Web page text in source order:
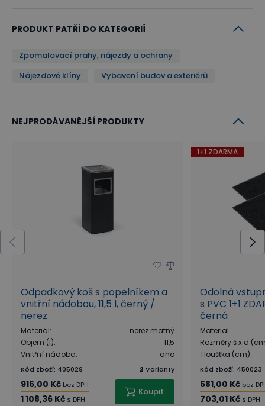
PRODUKT PATŘÍ DO KATEGORIÍ
Zpomalovací prahy, nájezdy a ochrany
Nájezdové klíny
Vybavení budov a exteriérů
NEJPRODÁVANĚJŠÍ PRODUKTY
Odpadkový koš s popelníkem a
vnitřní nádobou, 11,5 l, černý /
nerez
Materiál:
nerez matný
Objem (l):
11,5
Vnitřní nádoba: ano
Kód zboží: 405029 2 Varianty
916,00 Kč bez DPH
1 108,36 Kč s DPH
Koupit
1+1 ZDARMA
Odolná
s PVC 1+1
černá
Materiál:
Rozměry š x d
Tloušťka (cm):
Kód zboží: 450023
581,00 Kč bez
703,01 Kč s DPH